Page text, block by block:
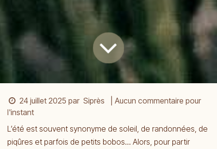
24 juillet 2025 par Siprès
| Aucun commentaire pour
l'instant
L’été est souvent synonyme de soleil, de randonnées, de
piqûres et parfois de petits bobos… Alors, pour partir